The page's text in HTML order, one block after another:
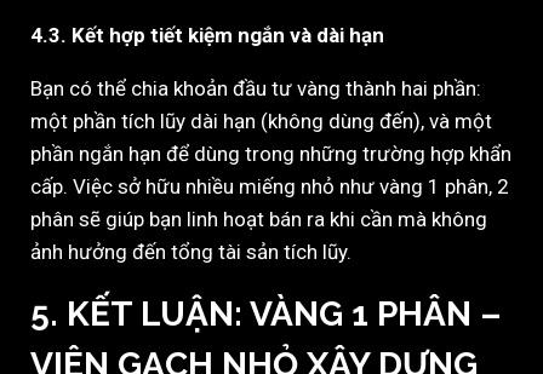
4.3. Kết hợp tiết kiệm ngắn và dài hạn
Bạn có thể chia khoản đầu tư vàng thành hai phần:
một phần tích lũy dài hạn (không dùng đến), và một
phần ngắn hạn để dùng trong những trường hợp khẩn
cấp. Việc sở hữu nhiều miếng nhỏ như vàng 1 phân, 2
phân sẽ giúp bạn linh hoạt bán ra khi cần mà không
ảnh hưởng đến tổng tài sản tích lũy.
5. KẾT LUẬN: VÀNG 1 PHÂN –
VIÊN GẠCH NHỎ XÂY DỰNG